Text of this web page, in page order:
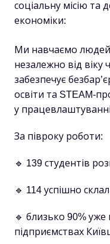
соціальну місію та
економіки:
Ми навчаємо
незалежно від віку
забезпечує
освіти та STEAM-
у
За півроку роботи:
🔹 139 студентів
🔹 114 успішно
🔹 близько 90%
підприємствах